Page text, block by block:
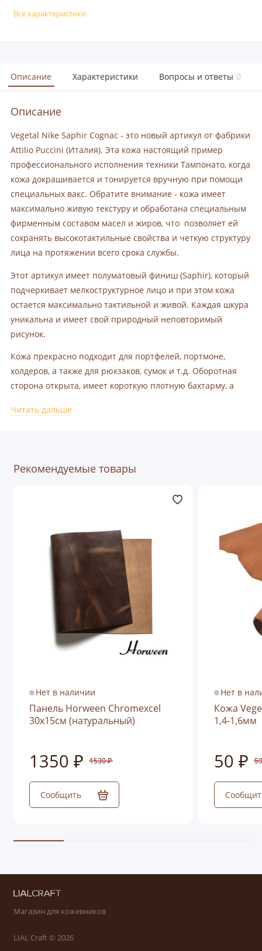
Все характеристики
Описание Характеристики Вопросы и ответы 0
Описание
Vegetal Nike Saphir Cognac - это новый артикул от фабрики
Attilio Puccini (Италия). Эта кожа настоящий пример
профессионального исполнения техники Тампонато, когда
кожа докрашивается и тонируется вручную при помощи
специальных вакс. Обратите внимание - кожа имеет
максимально живую текстуру и обработана специальным
фирменным составом масел и жиров, что позволяет ей
сохранять высокотактильные свойства и четкую структуру
лица на протяжении всего срока службы.
Этот артикул имеет полуматовый финиш (Saphir), который
подчеркивает мелкоструктурное лицо и при этом кожа
остается максимально тактильной и живой. Каждая шкура
уникальна и имеет свой природный неповторимый
рисунок.
Кожа прекрасно подходит для портфелей, портмоне,
холдеров, а также для рюкзаков, сумок и т.д. Оборотная
сторона открыта, имеет короткую плотную бахтарму, а
браком, а это особенностью технологического процесса.
выбираете из шкур или их отрезов имеющихся в
Оттенок кожи:Коричневый
Страна производства кожи: Италия
PS: Оттенок кожи, на экране может отличаться от
реального из-за различий в цветопередаче экранов
электронных устройств.
Читать дальше
Рекомендуемые товары
Нет в наличии
Панель Horween Chromexcel
30х15см (натуральный)
1350 ₽ 1530 ₽
Сообщить
Нет в
Кожа
1,4-1,6мм
50 ₽
Магазин для кожевников
LIAL Craft © 2026